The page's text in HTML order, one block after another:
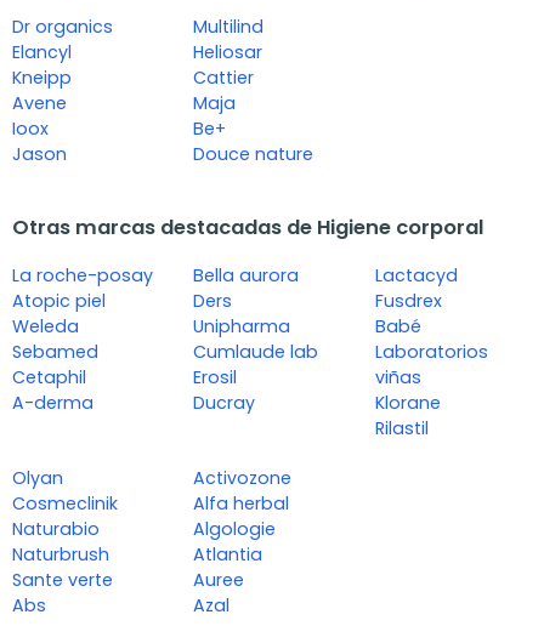
Dr organics
Elancyl
Kneipp
Avene
Ioox
Jason
Multilind
Heliosar
Cattier
Maja
Be+
Douce nature
Otras marcas destacadas de Higiene corporal
La roche-posay
Atopic piel
Weleda
Sebamed
Cetaphil
A-derma
Bella aurora
Ders
Unipharma
Cumlaude lab
Erosil
Ducray
Lactacyd
Fusdrex
Babé
Laboratorios
viñas
Klorane
Rilastil
Olyan
Cosmeclinik
Naturabio
Naturbrush
Sante verte
Abs
Activozone
Alfa herbal
Algologie
Atlantia
Auree
Azal